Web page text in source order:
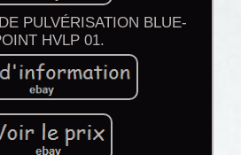
PULVÉRISATION BLUE-
HVLP 01.